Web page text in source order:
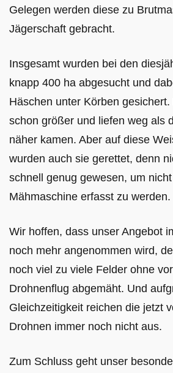
Gelegen werden diese zu
Jägerschaft gebracht.
Insgesamt wurden bei den
knapp 400 ha abgesucht und
Häschen unter Körben
schon größer und liefen weg als
näher kamen. Aber auf diese
wurden auch sie gerettet, denn
schnell genug gewesen, um
Mähmaschine erfasst zu werden.
Wir hoffen, dass unser Angebot
noch mehr angenommen wird,
noch viel zu viele Felder ohne
Drohnenflug abgemäht. Und
Gleichzeitigkeit reichen die jetzt
Drohnen immer noch nicht aus.
Zum Schluss geht unser